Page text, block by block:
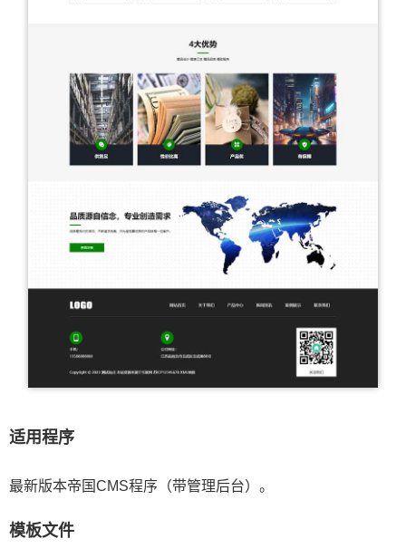
适用程序
最新版本帝国CMS程序（带管理后台）。
模板文件